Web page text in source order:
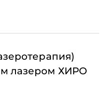
лазером ХИРО